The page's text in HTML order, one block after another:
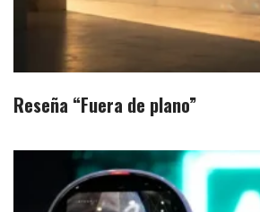
Reseña “Fuera de plano”